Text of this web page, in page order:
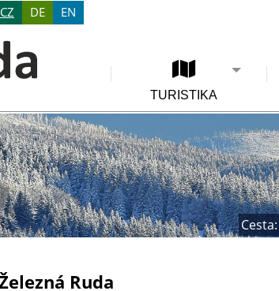
CZ DE EN
TURISTIKA
Cesta:
Ruda